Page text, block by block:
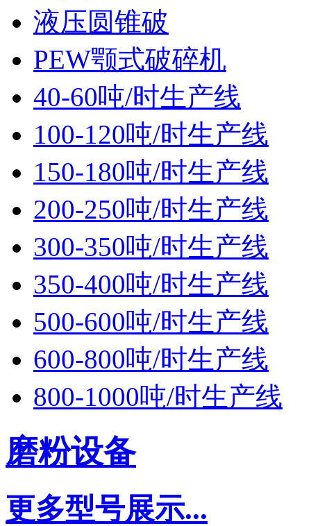
液压圆锥破
PEW颚式破碎机
40-60吨/时生产线
100-120吨/时生产线
150-180吨/时生产线
200-250吨/时生产线
300-350吨/时生产线
350-400吨/时生产线
500-600吨/时生产线
600-800吨/时生产线
800-1000吨/时生产线
磨粉设备
更多型号展示...